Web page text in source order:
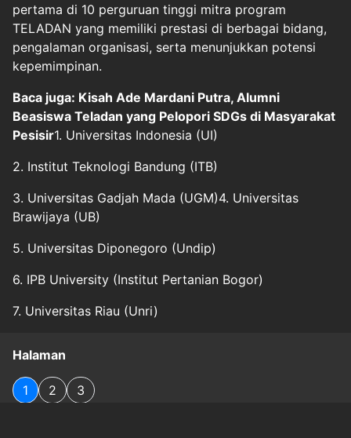
pertama di 10 perguruan tinggi mitra program
TELADAN yang memiliki prestasi di berbagai bidang,
pengalaman organisasi, serta menunjukkan potensi
kepemimpinan.
Baca juga: Kisah Ade Mardani Putra, Alumni
Beasiswa Teladan yang Pelopori SDGs di Masyarakat
Pesisir1. Universitas Indonesia (UI)
2. Institut Teknologi Bandung (ITB)
3. Universitas Gadjah Mada (UGM)4. Universitas
Brawijaya (UB)
5. Universitas Diponegoro (Undip)
6. IPB University (Institut Pertanian Bogor)
7. Universitas Riau (Unri)
Halaman
1 2 3